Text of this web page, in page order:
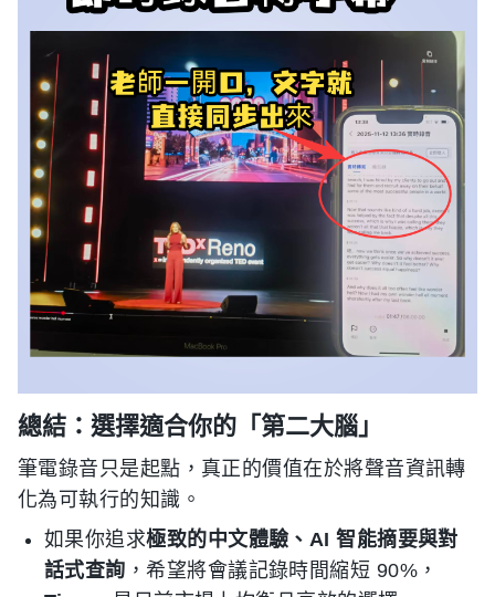
總結：選擇適合你的「第二大腦」
筆電錄音只是起點，真正的價值在於將聲音資訊轉
化為可執行的知識。
如果你追求極致的中文體驗、AI 智能摘要與對
話式查詢 ，希望將會議記錄時間縮短 90%，